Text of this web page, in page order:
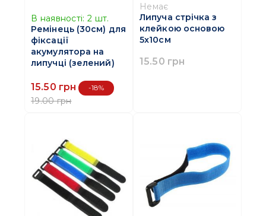
В наявності: 2 шт.
Ремінець (30см) для
фіксації
акумулятора на
липучці (зелений)
15.50 грн -18%
19.00 грн
Немає
Липуча стрічка з
клейкою основою
5x10см
15.50 грн